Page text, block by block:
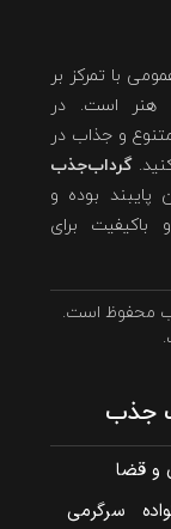
با تمرکز بر
هنر است. در
و جذاب در
گرداب‌جذب
پایبند بوده و
برای
محفوظ است.
جذب
و قضا
سرگرمی